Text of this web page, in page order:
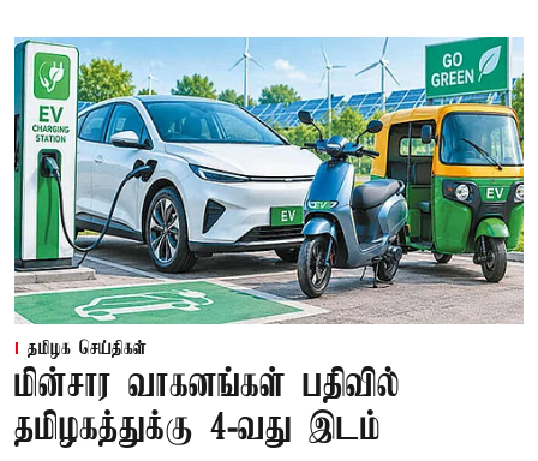
தமிழக செய்திகள்
மின்சார வாகனங்கள் பதிவில்
தமிழகத்துக்கு 4-வது இடம்